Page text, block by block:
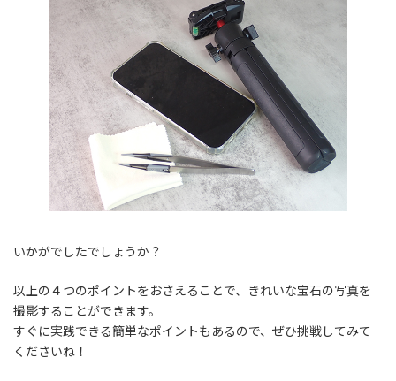
いかがでしたでしょうか？
以上の４つのポイントをおさえることで、きれいな宝石の写真を
撮影することができます。
すぐに実践できる簡単なポイントもあるので、ぜひ挑戦してみて
くださいね！